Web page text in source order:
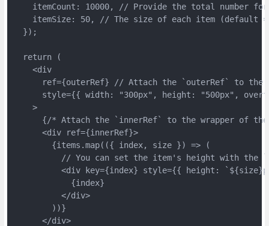
itemCount: 10000, // Provide the total number
itemSize: 50, // The size of each item (default
  });
  return (
    <div
ref={outerRef} // Attach the `outerRef` to the
style={{ width: "300px", height: "500px",
    >
{/* Attach the `innerRef` to the wrapper of
      <div ref={innerRef}>
        {items.map(({ index, size }) => (
// You can set the item's height with the
<div key={index} style={{ height:
            {index}
          </div>
        ))}
      </div>